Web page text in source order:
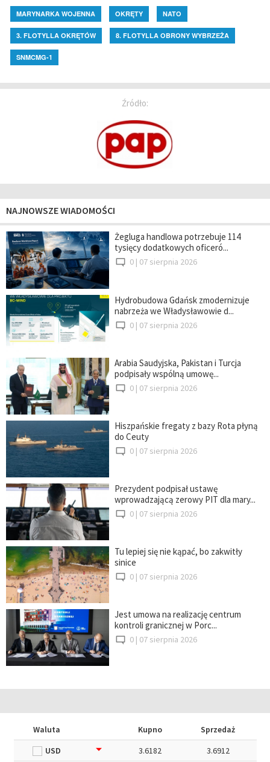
MARYNARKA WOJENNA OKRĘTY NATO
3. FLOTYLLA OKRĘTÓW 8. FLOTYLLA OBRONY WYBRZEŻA
SNMCMG-1
Źródło:
NAJNOWSZE WIADOMOŚCI
Żegluga handlowa potrzebuje 114
tysięcy dodatkowych oficeró...
0 | 07 sierpnia 2026
Hydrobudowa Gdańsk zmodernizuje
nabrzeża we Władysławowie d...
0 | 07 sierpnia 2026
Arabia Saudyjska, Pakistan i Turcja
podpisały wspólną umowę...
0 | 07 sierpnia 2026
Hiszpańskie fregaty z bazy Rota płyną
do Ceuty
0 | 07 sierpnia 2026
Prezydent podpisał ustawę
wprowadzającą zerowy PIT dla mary...
0 | 07 sierpnia 2026
Tu lepiej się nie kąpać, bo zakwitły
sinice
0 | 07 sierpnia 2026
Jest umowa na realizację centrum
kontroli granicznej w Porc...
0 | 07 sierpnia 2026
Waluta Kupno
Sprzedaż
USD
3.6182
3.6912